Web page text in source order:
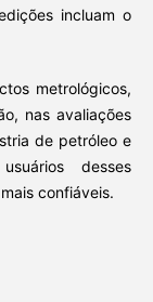
incluam o
metrológicos,
nas avaliações
de petróleo e
desses
confiáveis.